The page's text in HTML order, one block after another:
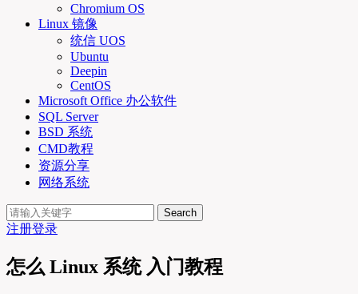
Chromium OS
Linux 镜像
统信 UOS
Ubuntu
Deepin
CentOS
Microsoft Office 办公软件
SQL Server
BSD 系统
CMD教程
资源分享
网络系统
Search
注册登录
怎么 Linux 系统 入门教程